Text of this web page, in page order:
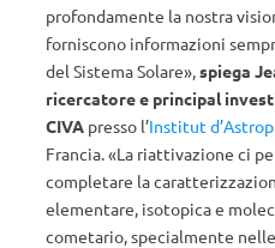
profondamente la nostra
forniscono informazioni
del Sistema Solare»,spiega
ricercatore e principal
CIVA presso l’Institut
Francia. «La riattivazione ci
completare la
elementare, isotopica e
cometario, specialmente